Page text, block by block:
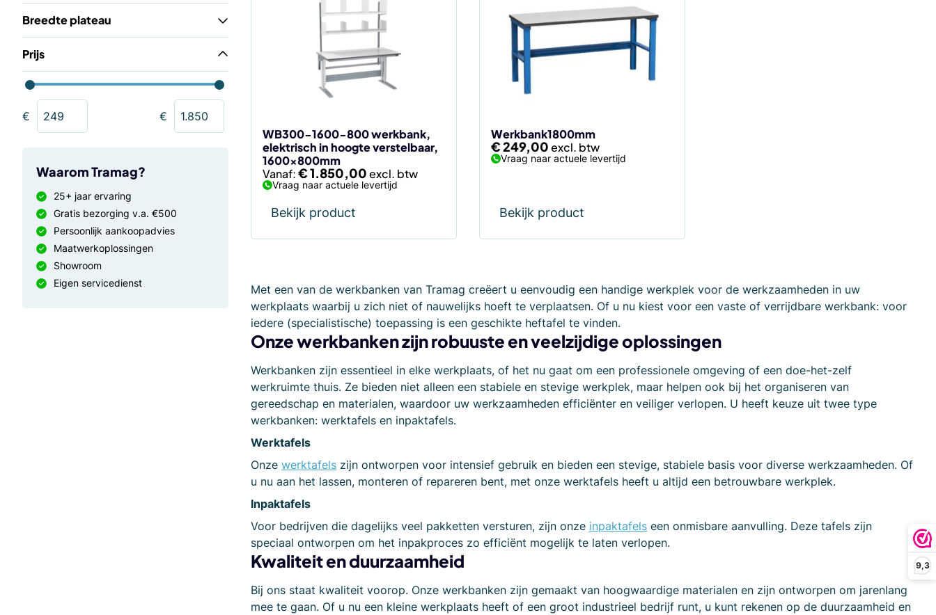
9,3
Breedte plateau
Prijs
€ €
Waarom Tramag?
25+ jaar ervaring
Gratis bezorging v.a. €500
Persoonlijk aankoopadvies
Maatwerkoplossingen
Showroom
Eigen servicedienst
WB300-1600-800 werkbank,
elektrisch in hoogte verstelbaar,
1600x800mm
Vanaf:€1.850,00
Vraag naar actuele levertijd
Bekijk product
Werkbank1800mm
€249,00
Vraag naar actuele levertijd
Bekijk product
Met een van de werkbanken van Tramag creëert u eenvoudig een handige werkplek voor de werkzaamheden in uw
werkplaats waarbij u zich niet of nauwelijks hoeft te verplaatsen. Of u nu kiest voor een vaste of verrijdbare werkbank: voor
iedere (specialistische) toepassing is een geschikte heftafel te vinden.
Onze werkbanken zijn robuuste en veelzijdige oplossingen
Werkbanken zijn essentieel in elke werkplaats, of het nu gaat om een professionele omgeving of een doe-het-zelf
werkruimte thuis. Ze bieden niet alleen een stabiele en stevige werkplek, maar helpen ook bij het organiseren van
gereedschap en materialen, waardoor uw werkzaamheden efficiënter en veiliger verlopen. U heeft keuze uit twee type
werkbanken: werktafels en inpaktafels.
Werktafels
Onze werktafelszijn ontworpen voor intensief gebruik en bieden een stevige, stabiele basis voor diverse werkzaamheden. Of
u nu aan het lassen, monteren of repareren bent, met onze werktafels heeft u altijd een betrouwbare werkplek.
Inpaktafels
Voor bedrijven die dagelijks veel pakketten versturen, zijn onze inpaktafelseen onmisbare aanvulling. Deze tafels zijn
speciaal ontworpen om het inpakproces zo efficiënt mogelijk te laten verlopen.
Kwaliteit en duurzaamheid
Bij ons staat kwaliteit voorop. Onze werkbanken zijn gemaakt van hoogwaardige materialen en zijn ontworpen om jarenlang
mee te gaan. Of u nu een kleine werkplaats heeft of een groot industrieel bedrijf runt, u kunt rekenen op de duurzaamheid en